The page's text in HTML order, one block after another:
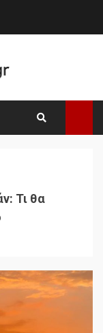
Τι θα